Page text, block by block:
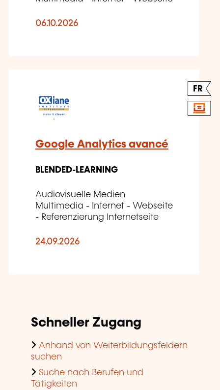
06.10.2026
FR
Google Analytics avancé
BLENDED-LEARNING
Audiovisuelle Medien
Multimedia - Internet - Webseite
- Referenzierung Internetseite
24.09.2026
Schneller Zugang
Anhand von Weiterbildungsfeldern
suchen
Suche nach Berufen und
Tätigkeiten